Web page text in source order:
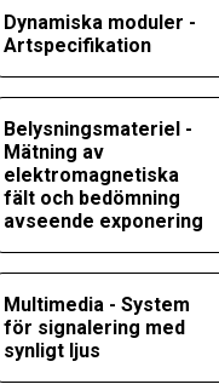
Dynamiska moduler -
Artspecifikation
Belysningsmateriel -
Mätning av
elektromagnetiska
fält och bedömning
avseende exponering
Multimedia - System
för signalering med
synligt ljus